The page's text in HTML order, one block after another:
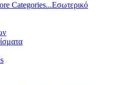
Categories...Εσωτερικό